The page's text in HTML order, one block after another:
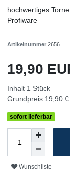
hochwertiges
Profiware
Artikelnummer 2656
19,90
Inhalt 1 Stück
Grundpreis 19,90
sofort lieferbar
Wunschliste